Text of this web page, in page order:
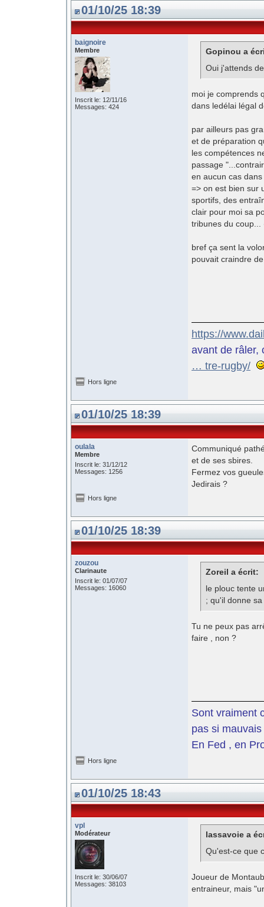
01/10/25 18:39
baignoire
Membre
Inscrit le: 12/11/16
Messages: 424
Gopinou a
Oui j'attends
moi je comprends
dans ledélai légal
par ailleurs pas
et de préparation
les compétences
passage
en aucun cas
=> on est bien sur
sportifs, des
clair pour moi sa
tribunes du
bref ça sent la
pouvait craindre
https://
avant de râler,
… tre-rugby/
Hors ligne
01/10/25 18:39
oulala
Membre
Inscrit le: 31/12/12
Messages: 1256
Communiqué
et de ses sbires.
Fermez vos
Jedirais ?
Hors ligne
01/10/25 18:39
zouzou
Clarinaute
Inscrit le: 01/07/07
Messages: 16060
Zoreil a écrit:
le plouc tente
; qu'il donne
Tu ne peux pas
faire , non ?
Sont vraiment
pas si
En Fed , en
Hors ligne
01/10/25 18:43
vpl
Modérateur
Inscrit le: 30/06/07
Messages: 38103
lassavoie a
Qu'est-ce que
Joueur de
entraineur, mais